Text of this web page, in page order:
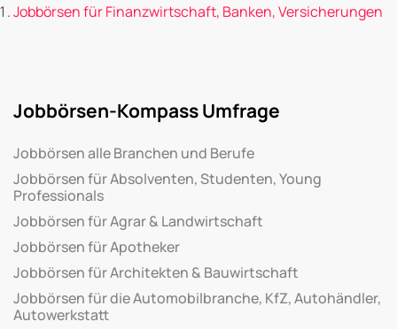
Jobbörsen für Finanzwirtschaft, Banken, Versicherungen
Jobbörsen-Kompass Umfrage
Jobbörsen alle Branchen und Berufe
Jobbörsen für Absolventen, Studenten, Young
Professionals
Jobbörsen für Agrar & Landwirtschaft
Jobbörsen für Apotheker
Jobbörsen für Architekten & Bauwirtschaft
Jobbörsen für die Automobilbranche, KfZ, Autohändler,
Autowerkstatt